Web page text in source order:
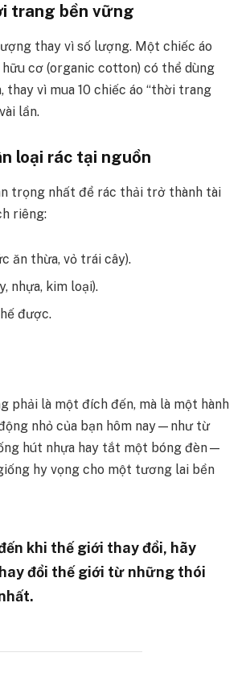
trang bền vững
thay vì số lượng. Một chiếc áo
cơ (organic cotton) có thể dùng
thay vì mua 10 chiếc áo “thời trang
lần.
loại rác tại nguồn
trọng nhất để rác thải trở thành tài
riêng:
ăn thừa, vỏ trái cây).
nhựa, kim loại).
được.
phải là một đích đến, mà là một hành
nhỏ của bạn hôm nay—như từ
hút nhựa hay tắt một bóng đèn—
hy vọng cho một tương lai bền
khi thế giới thay đổi, hãy
đổi thế giới từ những thói